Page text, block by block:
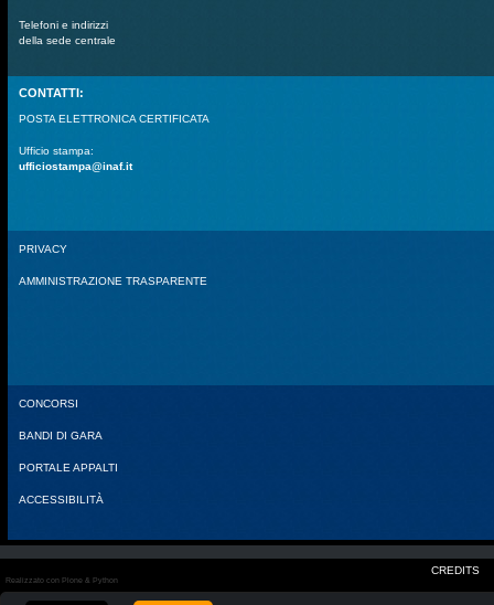
Telefoni e indirizzi
della sede centrale
CONTATTI:
POSTA ELETTRONICA CERTIFICATA
Ufficio stampa:
ufficiostampa@inaf.it
PRIVACY
AMMINISTRAZIONE TRASPARENTE
CONCORSI
BANDI DI GARA
PORTALE APPALTI
ACCESSIBILITÀ
CREDITS
Realizzato con Plone & Python